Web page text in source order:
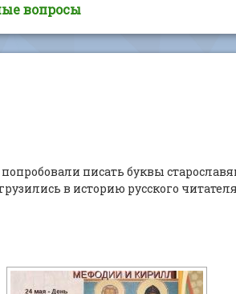
вопросы
писать буквы
в историю русского